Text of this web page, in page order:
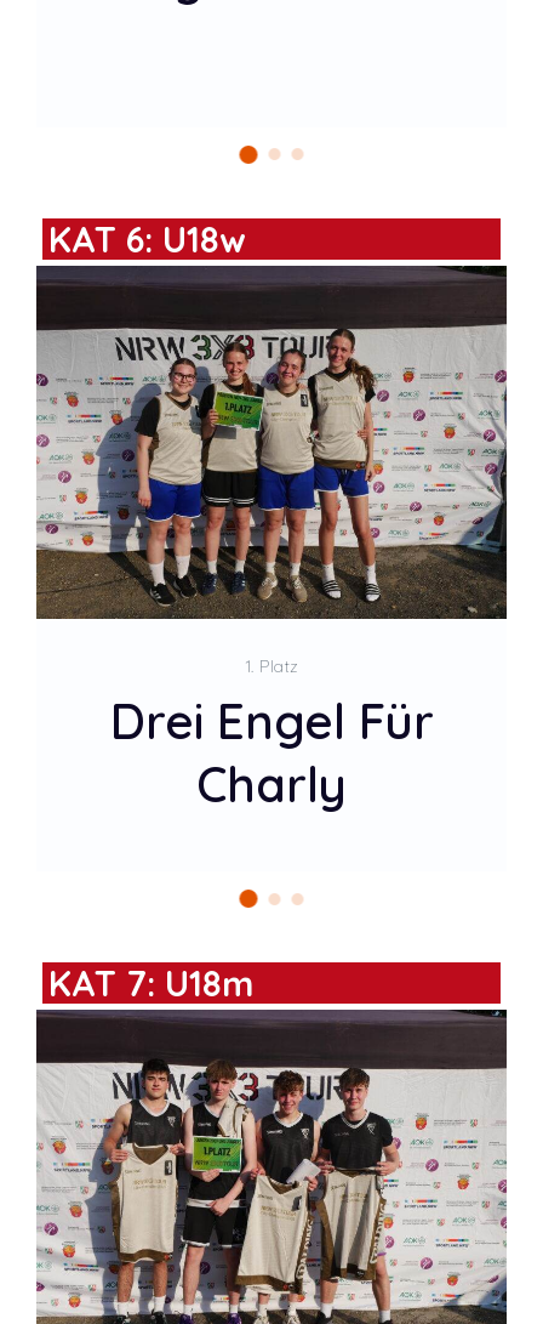
KAT 6: U18w
Basketball
Buddies
2. Platz
KAT 7: U18m